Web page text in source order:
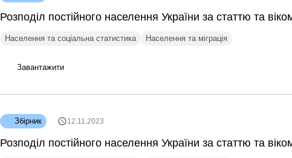
Розподіл постійного населення України за статтю та
Населення та соціальна статистика Населення та міграція
Завантажити
Збірник 12.11.2023
Розподіл постійного населення України за статтю та